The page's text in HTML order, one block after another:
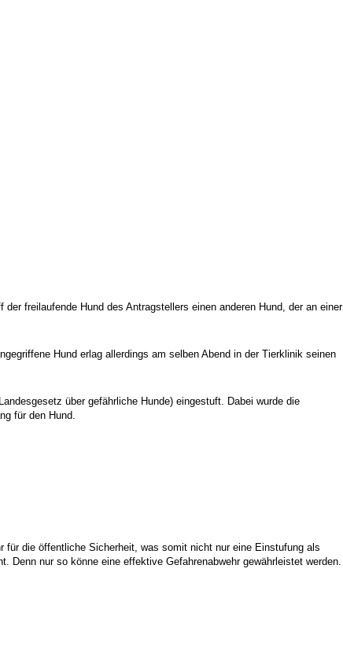
freilaufende Hund des Antragstellers einen anderen Hund, der an einer
Hund erlag allerdings am selben Abend in der Tierklinik seinen
über gefährliche Hunde) eingestuft. Dabei wurde die
für den Hund.
die öffentliche Sicherheit, was somit nicht nur eine Einstufung als
nur so könne eine effektive Gefahrenabwehr gewährleistet werden.